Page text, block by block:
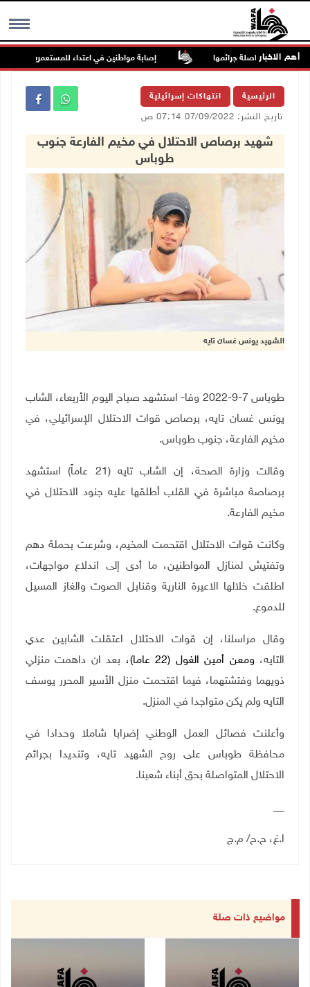
MENU أهم الاخبار
من مواصلة جرائمها إصابة مواطنين في اعتداء للمستعمرين في بيت
الرئيسية انتهاكات إسرائيلية
تاريخ النشر: 07/09/2022 07:14 ص
شهيد برصاص الاحتلال في مخيم الفارعة جنوب
طوباس
الشهيد يونس غسان تايه
طوباس 7-9-2022 وفا- استشهد صباح اليوم الأربعاء، الشاب
يونس غسان تايه، برصاص قوات الاحتلال الإسرائيلي، في
مخيم الفارعة، جنوب طوباس.
وقالت وزارة الصحة، إن الشاب تايه (21 عاماً) استشهد
برصاصة مباشرة في القلب أطلقها عليه جنود الاحتلال في
مخيم الفارعة.
وكانت قوات الاحتلال اقتحمت المخيم، وشرعت بحملة دهم
وتفتيش لمنازل المواطنين، ما أدى إلى اندلاع مواجهات،
اطلقت خلالها الاعيرة النارية وقنابل الصوت والغاز المسيل
للدموع.
وقال مراسلنا، إن قوات الاحتلال اعتقلت الشابين عدي
التايه،ومعن أمين الغول (22 عاما)،
بعد ان داهمت منزلي
ذويهما وفتشتهما، فيما اقتحمت منزل الأسير المحرر يوسف
التايه ولم يكن متواجدا في المنزل.
وأعلنت فصائل العمل الوطني إضرابا شاملا وحدادا في
محافظة طوباس على روح الشهيد تايه، وتنديدا بجرائم
الاحتلال المتواصلة بحق أبناء شعبنا.
ا.غ، ح.ح/ م.ج
مواضيع ذات صلة